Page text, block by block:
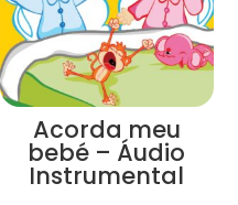
Acorda meu
bebé – Áudio
Instrumental